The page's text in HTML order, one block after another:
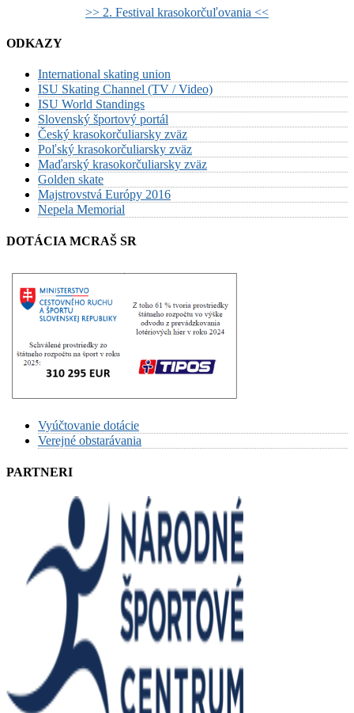
>> 2. Festival krasokorčuľovania <<
ODKAZY
International skating union
ISU Skating Channel (TV / Video)
ISU World Standings
Slovenský športový portál
Český krasokorčuliarsky zväz
Poľský krasokorčuliarsky zväz
Maďarský krasokorčuliarsky zväz
Golden skate
Majstrovstvá Európy 2016
Nepela Memorial
DOTÁCIA MCRAŠ SR
Vyúčtovanie dotácie
Verejné obstarávania
PARTNERI